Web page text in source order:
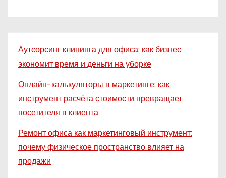
Аутсорсинг клининга для офиса: как бизнес
экономит время и деньги на уборке
Онлайн-калькуляторы в маркетинге: как
инструмент расчёта стоимости превращает
посетителя в клиента
Ремонт офиса как маркетинговый инструмент:
почему физическое пространство влияет на
продажи